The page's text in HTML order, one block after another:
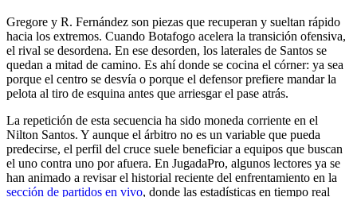
Gregore y R. Fernández son piezas que recuperan y sueltan rápido
hacia los extremos. Cuando Botafogo acelera la transición ofensiva,
el rival se desordena. En ese desorden, los laterales de Santos se
quedan a mitad de camino. Es ahí donde se cocina el córner: ya sea
porque el centro se desvía o porque el defensor prefiere mandar la
pelota al tiro de esquina antes que arriesgar el pase atrás.
La repetición de esta secuencia ha sido moneda corriente en el
Nilton Santos. Y aunque el árbitro no es un variable que pueda
predecirse, el perfil del cruce suele beneficiar a equipos que buscan
el uno contra uno por afuera. En JugadaPro, algunos lectores ya se
han animado a revisar el historial reciente del enfrentamiento en la
sección de partidos en vivo, donde las estadísticas en tiempo real